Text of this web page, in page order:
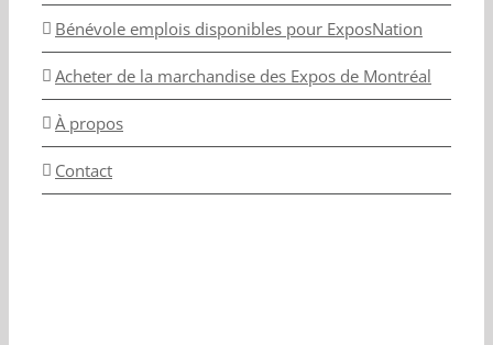
Bénévole emplois disponibles pour ExposNation
Acheter de la marchandise des Expos de Montréal
À propos
Contact